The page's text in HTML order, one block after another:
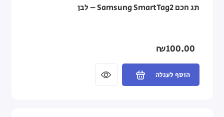
תג חכם Samsung SmartTag2 – לבן
₪100.00
הוסף לעגלה